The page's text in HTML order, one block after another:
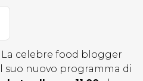
. La celebre food blogger
suo nuovo programma di